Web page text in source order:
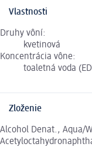
Vlastnosti
Druhy vôní:
kvetinová
Koncentrácia vône:
toaletná voda
Zloženie
Alcohol Denat., Aqua/